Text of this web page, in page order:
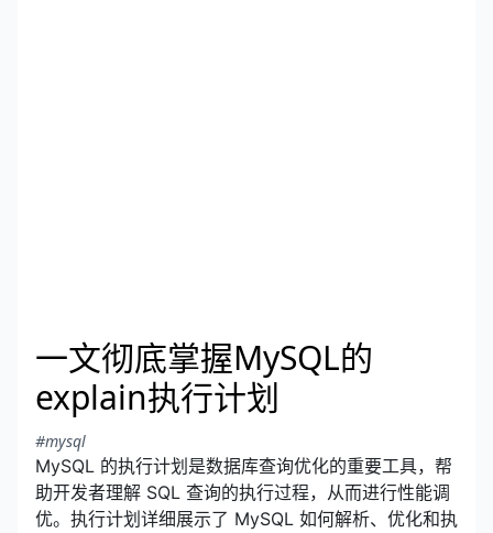
一文彻底掌握MySQL的
explain执行计划
#mysql
MySQL 的执行计划是数据库查询优化的重要工具，帮
助开发者理解 SQL 查询的执行过程，从而进行性能调
优。执行计划详细展示了 MySQL 如何解析、优化和执